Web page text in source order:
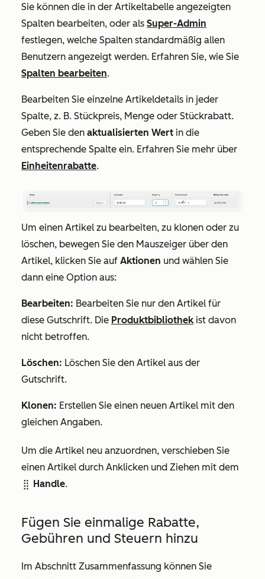
Sie können die in der Artikeltabelle angezeigten
Spalten bearbeiten, oder als Super-Admin
festlegen, welche Spalten standardmäßig allen
Benutzern angezeigt werden. Erfahren Sie, wie Sie
Spalten bearbeiten.
Bearbeiten Sie einzelne Artikeldetails in jeder
Spalte, z. B. Stückpreis, Menge oder Stückrabatt.
Geben Sie den aktualisierten Wert in die
entsprechende Spalte ein. Erfahren Sie mehr über
Einheitenrabatte.
Um einen Artikel zu bearbeiten, zu klonen oder zu
löschen, bewegen Sie den Mauszeiger über den
Artikel, klicken Sie auf Aktionen und wählen Sie
dann eine Option aus:
Bearbeiten: Bearbeiten Sie nur den Artikel für
diese Gutschrift. Die Produktbibliothekist davon
nicht betroffen.
Löschen: Löschen Sie den Artikel aus der
Gutschrift.
Klonen: Erstellen Sie einen neuen Artikel mit den
gleichen Angaben.
Um die Artikel neu anzuordnen, verschieben Sie
einen Artikel durch Anklicken und Ziehen mit dem
dragHandle Handle.
Fügen Sie einmalige Rabatte,
Gebühren und Steuern hinzu
Im Abschnitt Zusammenfassung können Sie